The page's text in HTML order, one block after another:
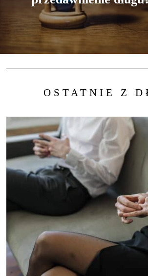
OSTATNIE Z